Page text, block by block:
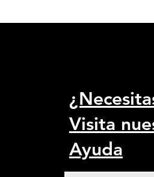
Visita
Ayuda